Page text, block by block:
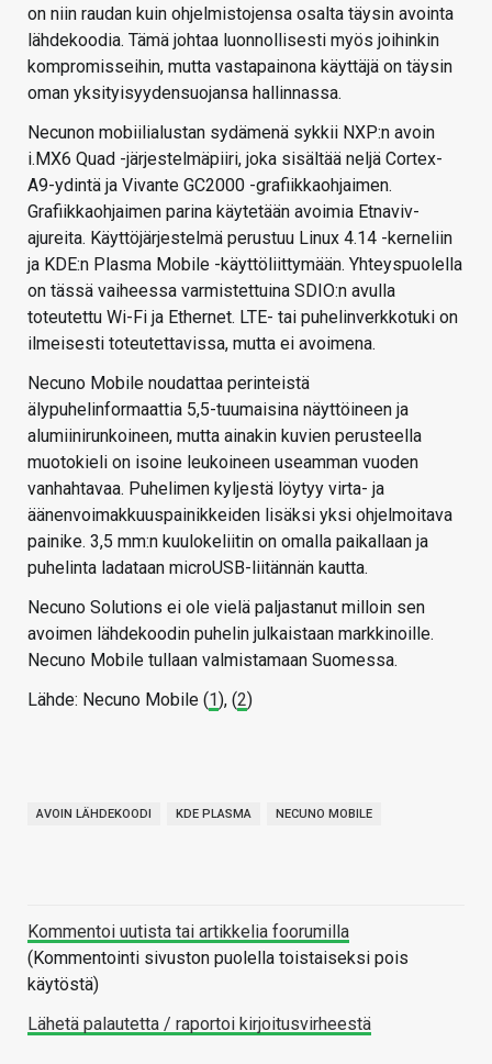
on niin raudan kuin ohjelmistojensa osalta täysin avointa
lähdekoodia. Tämä johtaa luonnollisesti myös joihinkin
kompromisseihin, mutta vastapainona käyttäjä on täysin
oman yksityisyydensuojansa hallinnassa.
Necunon mobiilialustan sydämenä sykkii NXP:n avoin
i.MX6 Quad -järjestelmäpiiri, joka sisältää neljä Cortex-
A9-ydintä ja Vivante GC2000 -grafiikkaohjaimen.
Grafiikkaohjaimen parina käytetään avoimia Etnaviv-
ajureita. Käyttöjärjestelmä perustuu Linux 4.14 -kerneliin
ja KDE:n Plasma Mobile -käyttöliittymään. Yhteyspuolella
on tässä vaiheessa varmistettuina SDIO:n avulla
toteutettu Wi-Fi ja Ethernet. LTE- tai puhelinverkkotuki on
ilmeisesti toteutettavissa, mutta ei avoimena.
Necuno Mobile noudattaa perinteistä
älypuhelinformaattia 5,5-tuumaisina näyttöineen ja
alumiinirunkoineen, mutta ainakin kuvien perusteella
muotokieli on isoine leukoineen useamman vuoden
vanhahtavaa. Puhelimen kyljestä löytyy virta- ja
äänenvoimakkuuspainikkeiden lisäksi yksi ohjelmoitava
painike. 3,5 mm:n kuulokeliitin on omalla paikallaan ja
puhelinta ladataan microUSB-liitännän kautta.
Necuno Solutions ei ole vielä paljastanut milloin sen
avoimen lähdekoodin puhelin julkaistaan markkinoille.
Necuno Mobile tullaan valmistamaan Suomessa.
Lähde: Necuno Mobile (1), (2)
AVOIN LÄHDEKOODI KDE PLASMA NECUNO MOBILE
Kommentoi uutista tai artikkelia foorumilla
(Kommentointi sivuston puolella toistaiseksi pois
käytöstä)
Lähetä palautetta / raportoi kirjoitusvirheestä